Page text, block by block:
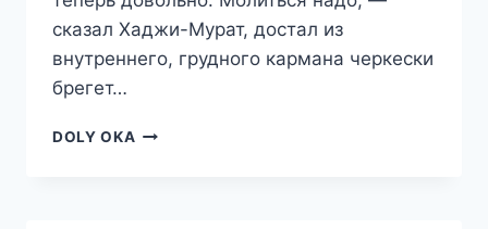
сказал Хаджи-Мурат, достал из
внутреннего, грудного кармана черкески
брегет…
DOLY OKA ХАДЖИ-